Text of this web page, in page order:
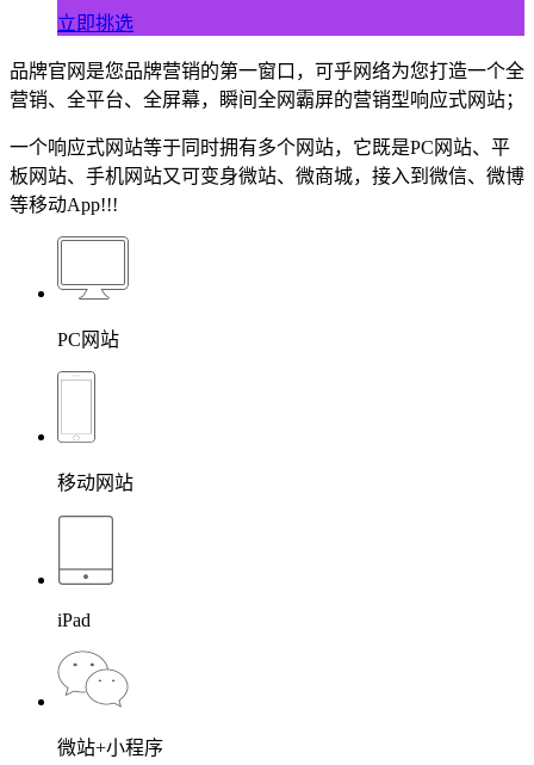
立即挑选
品牌官网是您品牌营销的第一窗口，可乎网络为您打造一个全
营销、全平台、全屏幕，瞬间全网霸屏的营销型响应式网站；
一个响应式网站等于同时拥有多个网站，它既是PC网站、平
板网站、手机网站又可变身微站、微商城，接入到微信、微博
等移动App!!!
PC网站
移动网站
iPad
微站+小程序